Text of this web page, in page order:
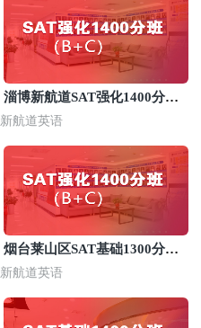
淄博新航道SAT强化1400分培
训
新航道英语
烟台莱山区SAT基础1300分培
训班
新航道英语